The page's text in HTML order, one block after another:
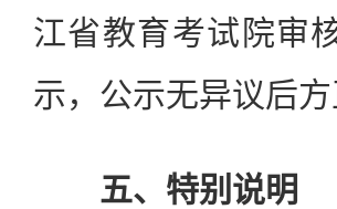
江省教育考试院审
示，公示无异议后
五、特别说明